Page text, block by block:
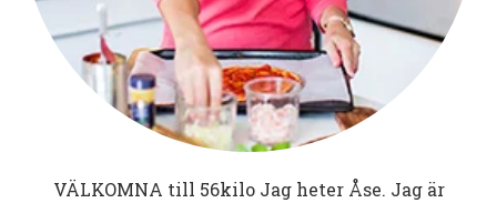
VÄLKOMNA till 56kiloJag heter Åse. Jag är